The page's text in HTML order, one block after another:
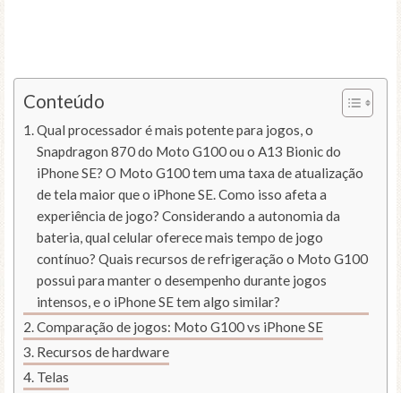
Conteúdo
Qual processador é mais potente para jogos, o
Snapdragon 870 do Moto G100 ou o A13 Bionic do
iPhone SE? O Moto G100 tem uma taxa de atualização
de tela maior que o iPhone SE. Como isso afeta a
experiência de jogo? Considerando a autonomia da
bateria, qual celular oferece mais tempo de jogo
contínuo? Quais recursos de refrigeração o Moto G100
possui para manter o desempenho durante jogos
intensos, e o iPhone SE tem algo similar?
Comparação de jogos: Moto G100 vs iPhone SE
Recursos de hardware
Telas